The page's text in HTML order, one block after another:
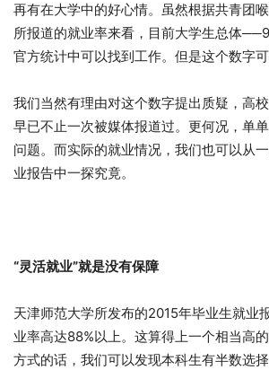
再有在大学中的好心情。 虽然根据共青团
所报道的就业率来看，目前大学生总体
官方统计中可以找到工作。但是这个数字
我们当然有理由对这个数字提出质疑，高
早已不止一次被媒体报道过。更何况，单
问题。而实际的就业情况，我们也可以从
业报告中一探究竟。
“灵活就业”就是没有保障
天津师范大学所发布的2015年毕业生就业
业率高达88%以上。这算得上一个相当高
方式的话，我们可以发现本科生有半数选